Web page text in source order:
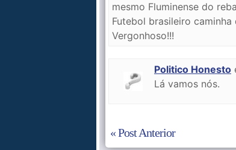
mesmo Fluminense do
Futebol brasileiro
Vergonhoso!!!
Politico Honesto
Lá vamos nós.
« Post Anterior